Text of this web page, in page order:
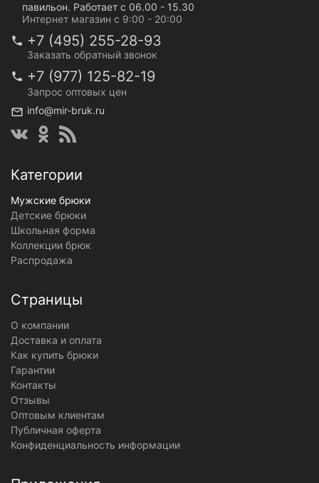
павильон. Работает с 06.00 - 15.30
Интернет магазин с 9:00 - 20:00
+7 (495) 255-28-93
Заказать обратный звонок
+7 (977) 125-82-19
Запрос оптовых цен
info@mir-bruk.ru
Категории
Мужские брюки
Детские брюки
Школьная форма
Коллекции брюк
Распродажа
Страницы
О компании
Доставка и оплата
Как купить брюки
Гарантии
Контакты
Отзывы
Оптовым клиентам
Публичная оферта
Конфиденциальность информации